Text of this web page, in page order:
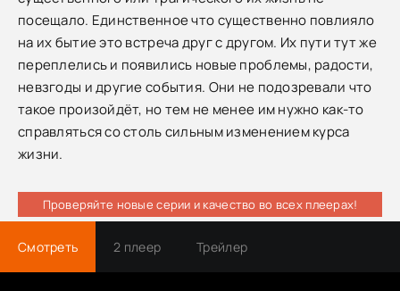
посещало. Единственное что существенно повлияло
на их бытие это встреча друг с другом. Их пути тут же
переплелись и появились новые проблемы, радости,
невзгоды и другие события. Они не подозревали что
такое произойдёт, но тем не менее им нужно как-то
справляться со столь сильным изменением курса
жизни.
Проверяйте новые серии и качество во всех плеерах!
Смотреть 2 плеер Трейлер